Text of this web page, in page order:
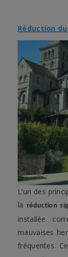
Réduction
L’un des
laréduction
installée
mauvaises
fréquentes.